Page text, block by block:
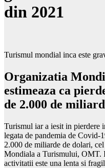
din 2021
Turismul mondial inca este
Organizatia
estimeaza ca
de 2.000 de
Turismul iar a iesit in pierdere
legata de pandemia de Covid-
2.000 de miliarde de dolari,
Mondiala a Turismului, OMT.
activitatii este una lenta si